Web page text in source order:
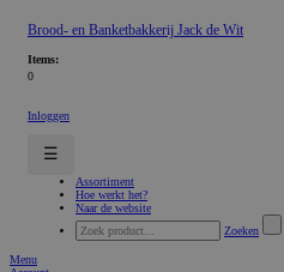
Brood- en Banketbakkerij Jack de Wit
Items:
0
Inloggen
☰
Assortiment
Hoe werkt het?
Naar de website
Zoeken
Menu